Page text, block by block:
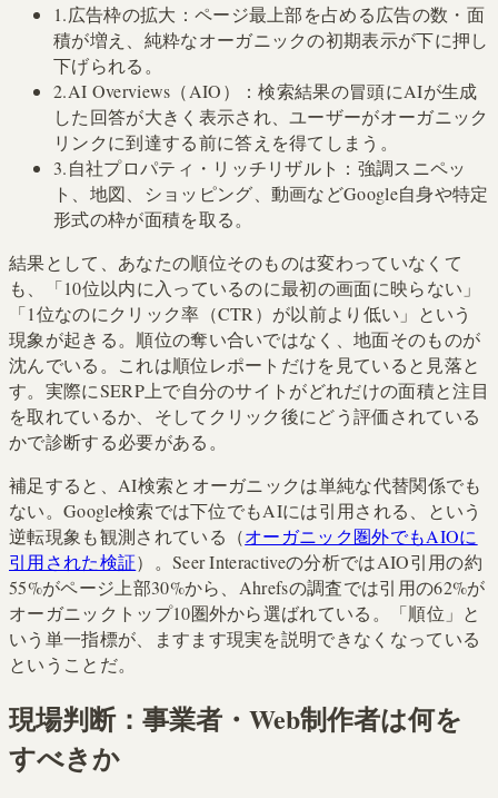
1.広告枠の拡大：ページ最上部を占める広告の数・面
積が増え、純粋なオーガニックの初期表示が下に押し
下げられる。
2.AI Overviews（AIO）：検索結果の冒頭にAIが生成
した回答が大きく表示され、ユーザーがオーガニック
リンクに到達する前に答えを得てしまう。
3.自社プロパティ・リッチリザルト：強調スニペッ
ト、地図、ショッピング、動画などGoogle自身や特定
形式の枠が面積を取る。
結果として、あなたの順位そのものは変わっていなくて
も、「10位以内に入っているのに最初の画面に映らない」
「1位なのにクリック率（CTR）が以前より低い」という
現象が起きる。順位の奪い合いではなく、地面そのものが
沈んでいる。これは順位レポートだけを見ていると見落と
す。実際にSERP上で自分のサイトがどれだけの面積と注目
を取れているか、そしてクリック後にどう評価されている
かで診断する必要がある。
補足すると、AI検索とオーガニックは単純な代替関係でも
ない。Google検索では下位でもAIには引用される、という
逆転現象も観測されている（オーガニック圏外でもAIOに
引用された検証）。Seer Interactiveの分析ではAIO引用の約
55%がページ上部30%から、Ahrefsの調査では引用の62%が
オーガニックトップ10圏外から選ばれている。「順位」と
いう単一指標が、ますます現実を説明できなくなっている
ということだ。
現場判断：事業者・Web制作者は何を
すべきか